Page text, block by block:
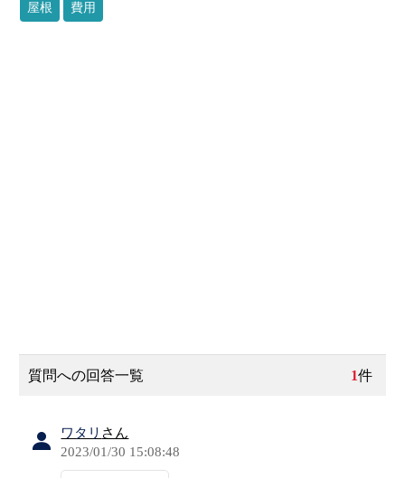
屋根 費用
質問への回答一覧 1件
ワタリ さん
2023/01/30 15:08:48